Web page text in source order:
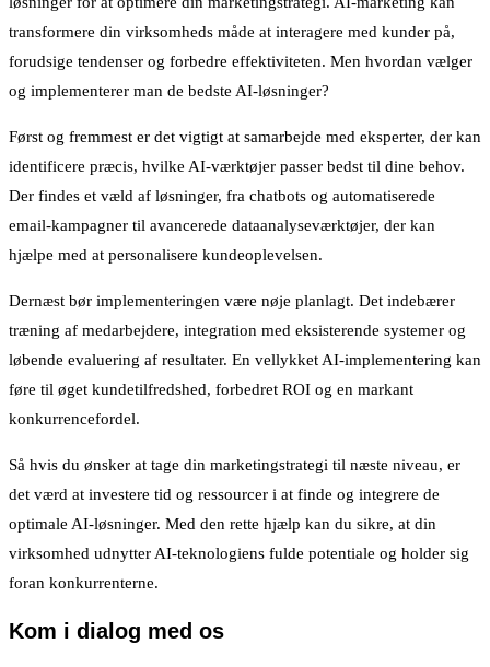
transformere din virksomheds måde at interagere med kunder på,
forudsige tendenser og forbedre effektiviteten. Men hvordan vælger
og implementerer man de bedste AI-løsninger?
Først og fremmest er det vigtigt at samarbejde med eksperter, der kan
identificere præcis, hvilke AI-værktøjer passer bedst til dine behov.
Der findes et væld af løsninger, fra chatbots og automatiserede
email-kampagner til avancerede dataanalyseværktøjer, der kan
hjælpe med at personalisere kundeoplevelsen.
Dernæst bør implementeringen være nøje planlagt. Det indebærer
træning af medarbejdere, integration med eksisterende systemer og
løbende evaluering af resultater. En vellykket AI-implementering kan
føre til øget kundetilfredshed, forbedret ROI og en markant
konkurrencefordel.
Så hvis du ønsker at tage din marketingstrategi til næste niveau, er
det værd at investere tid og ressourcer i at finde og integrere de
optimale AI-løsninger. Med den rette hjælp kan du sikre, at din
virksomhed udnytter AI-teknologiens fulde potentiale og holder sig
foran konkurrenterne.
Kom i dialog med os